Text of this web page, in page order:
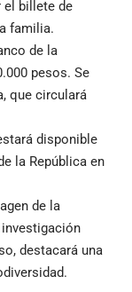
el billete de
familia.
de la
pesos. Se
que circulará
disponible
la República en
de la
destacará una